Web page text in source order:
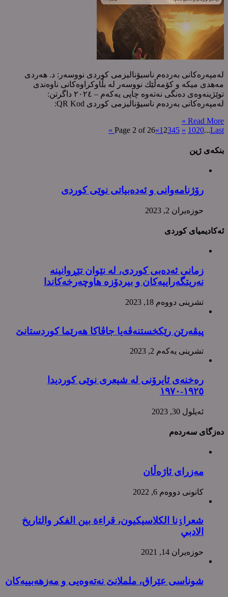
لەمپەرەکانی بەردەم ناسیۆنالیزمی کوردی نووسەر: د. هەردی
مەهدی میکە و کۆمەڵێك نووسەر لە بڵاوکراوەکانی ناوەندی
توێژینەوەی دەنگی نەتەوە چاپی یەکەم – ٢٠٢٤ داگرتن:
لەمپەرەکانی بەردەم ناسیۆنالیزمی کوردی QR Kod:
Read More »
Page 2 of 26«1 2345 » 1020...Last »
بنکەی ژین
رۆژنامەوانی و ئەدەبیاتی نوێی کوردی
حوزه‌یران 2, 2023
ئەکادیمیای کوردی
زمانی ئەدەبی کوردی، لە نێوان تێڕوانینە
نەریتگەراییەکان و بیردۆزە هاوچەرخەکاندا
تشرینی دووه‌م 18, 2023
پیڤەرێن رێکخستنەڤەیا جاڤاکا هەرێما کوردستانێ
تشرینی یه‌كه‌م 2, 2023
رەخنەی ئایرۆنی لە شیعری نوێی کوردیدا
١٩٢٥-١٩٧٠
ئه‌یلول 30, 2023
دەزگای سەردەم
مەزرای ئاژەڵان
كانونی دووه‌م 6, 2022
شعراٶنا الکلاسیکیون، قراءة بین الفکر والتاریخ
الادبي
حوزه‌یران 14, 2021
شوناسی عێراق، ململانێ نەتەوەیی و مەزهەبییەکان